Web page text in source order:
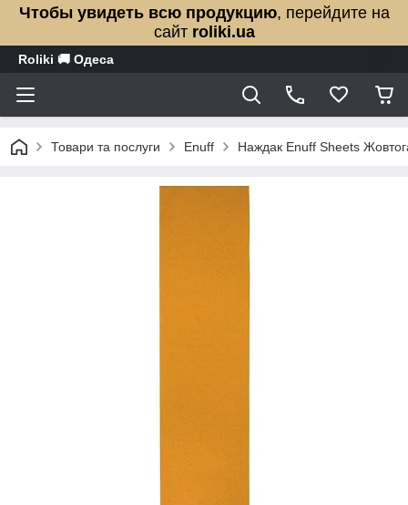
Чтобы увидеть всю продукцию, перейдите на
сайт roliki.ua
Roliki 🚚 Одеса
Товари та послуги Enuff Наждак Enuff Sheets